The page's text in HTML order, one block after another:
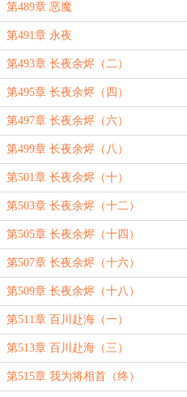
第489章 恶魔
第491章 永夜
第493章 长夜余烬（二）
第495章 长夜余烬（四）
第497章 长夜余烬（六）
第499章 长夜余烬（八）
第501章 长夜余烬（十）
第503章 长夜余烬（十二）
第505章 长夜余烬（十四）
第507章 长夜余烬（十六）
第509章 长夜余烬（十八）
第511章 百川赴海（一）
第513章 百川赴海（三）
第515章 我为将相首（终）